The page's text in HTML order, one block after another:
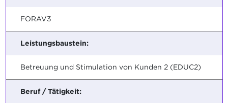
FORAV3
Leistungsbaustein:
Betreuung und Stimulation von Kunden 2 (EDUC2)
Beruf / Tätigkeit: